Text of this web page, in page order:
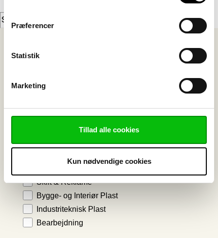
Præferencer
Statistik
Marketing
Tillad alle cookies
Kun nødvendige cookies
DK-8960 Randers SØ
Email:
Bliv klogere på plast - viden direkte i din
Vælg ønskede emner
Skilt & Reklame
Bygge- og Interiør Plast
Industriteknisk Plast
Bearbejdning